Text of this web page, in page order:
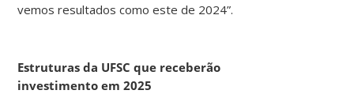
vemos resultados como este de 2024”.
Estruturas da UFSC que receberão
investimento em 2025